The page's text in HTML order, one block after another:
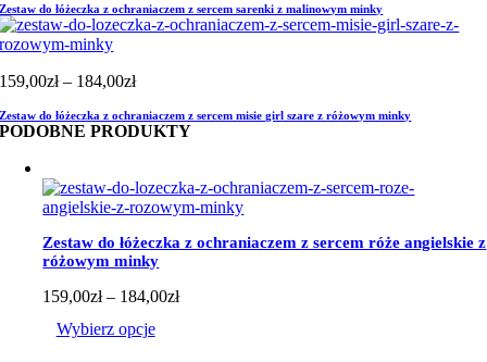
od
159,00zł
Zestaw do łóżeczka z ochraniaczem z sercem sarenki z malinowym minky
159,00zł – 184,00złZakres
od
159,00zł
184,00zł
Zestaw do łóżeczka z ochraniaczem z sercem misie girl szare z różowym minky
PODOBNE PRODUKTY
Zestaw do łóżeczka z ochraniaczem z sercem róże angielskie z
różowym minky
159,00zł – 184,00złZakres
Wybierz opcje